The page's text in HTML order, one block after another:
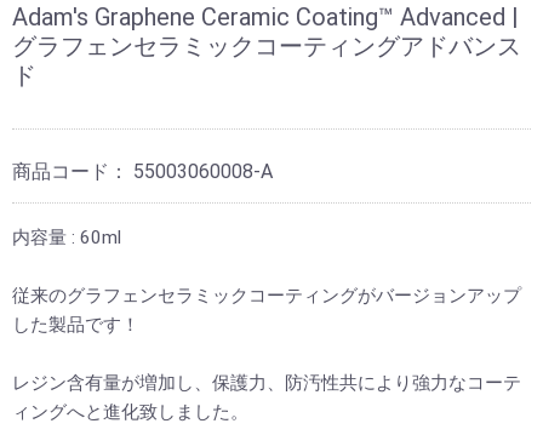
Adam's Graphene Ceramic Coating™ Advanced |
グラフェンセラミックコーティングアドバンス
ド
商品コード： 55003060008-A
内容量 : 60ml
従来のグラフェンセラミックコーティングがバージョンアップ
した製品です！
レジン含有量が増加し、保護力、防汚性共により強力なコーテ
ィングへと進化致しました。